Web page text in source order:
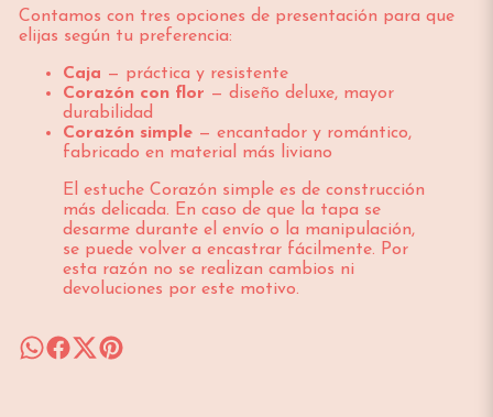
Contamos con tres opciones de presentación para que
elijas según tu preferencia:
Caja — práctica y resistente
Corazón con flor — diseño deluxe, mayor
durabilidad
Corazón simple— encantador y romántico,
fabricado en material más liviano
El estuche Corazón simple es de construcción
más delicada. En caso de que la tapa se
desarme durante el envío o la manipulación,
se puede volver a encastrar fácilmente. Por
esta razón no se realizan cambios ni
devoluciones por este motivo.